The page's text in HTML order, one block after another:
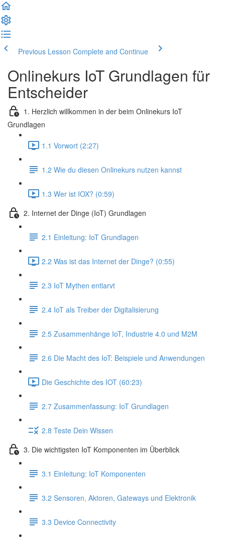
Previous Lesson Complete and Continue
Onlinekurs IoT Grundlagen für
Entscheider
1. Herzlich willkommen in der beim Onlinekurs IoT
Grundlagen
1.1 Vorwort (2:27)
1.2 Wie du diesen Onlinekurs nutzen kannst
1.3 Wer ist IOX? (0:59)
2. Internet der Dinge (IoT) Grundlagen
2.1 Einleitung: IoT Grundlagen
2.2 Was ist das Internet der Dinge? (0:55)
2.3 IoT Mythen entlarvt
2.4 IoT als Treiber der Digitalisierung
2.5 Zusammenhänge IoT, Industrie 4.0 und M2M
2.6 Die Macht des IoT: Beispiele und Anwendungen
Die Geschichte des IOT (60:23)
2.7 Zusammenfassung: IoT Grundlagen
2.8 Teste Dein Wissen
3. Die wichtigsten IoT Komponenten im Überblick
3.1 Einleitung: IoT Komponenten
3.2 Sensoren, Aktoren, Gateways und Elektronik
3.3 Device Connectivity